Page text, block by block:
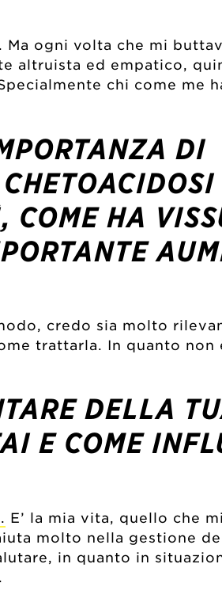
ogni volta che mi
altruista ed empatico,
chi come me
DI
HA
credo sia molto
trattarla. In quanto non
DELLA
E COME
E’ la mia vita, quello che
molto nella gestione
in quanto in